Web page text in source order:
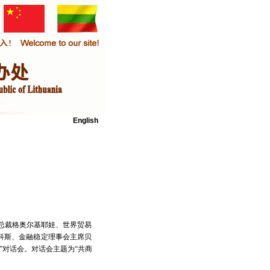
English
裁格奥尔基耶娃、世界贸易
斯、金融稳定理事会主席贝
话会。对话会主题为“共商